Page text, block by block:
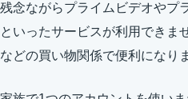
残念ながらプライムビデオやプ
といったサービスが利用できま
などの買い物関係で便利になり